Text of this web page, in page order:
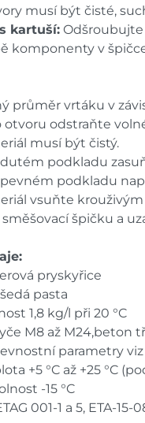
musí být čisté,
kartuší:
komponenty v
průměr vrtáku v
otvoru odstraňte
musí být čistý.
dutém podkladu
pevném podkladu
vsuňte
špičku a
pryskyřice
pasta
1,8 kg/l při 20 °C
M8 až M24,beton
parametry
+5 °C až +25 °C
-15 °C
001-1 a 5, ETA-15-